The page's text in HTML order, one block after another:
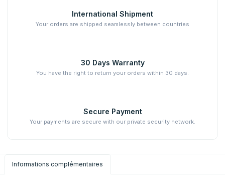
International Shipment
Your orders are shipped seamlessly between countries
30 Days Warranty
You have the right to return your orders within 30 days.
Secure Payment
Your payments are secure with our private security network.
Informations complémentaires